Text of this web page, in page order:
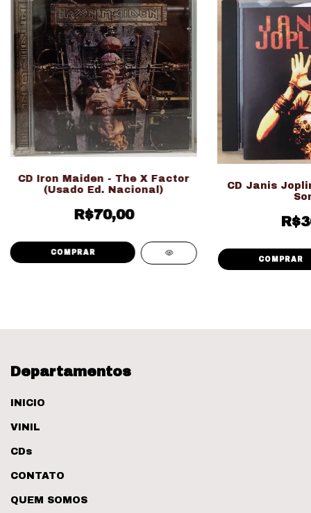
CD Iron Maiden - The X Factor
(Usado Ed. Nacional)
R$70,00
CD Janis
Departamentos
INICIO
VINIL
CDs
CONTATO
QUEM SOMOS